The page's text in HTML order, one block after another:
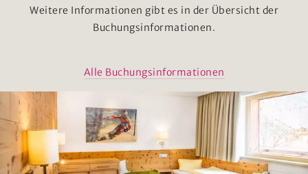
Weitere Informationen gibt es in der Übersicht der
Buchungsinformationen.
Alle Buchungsinformationen